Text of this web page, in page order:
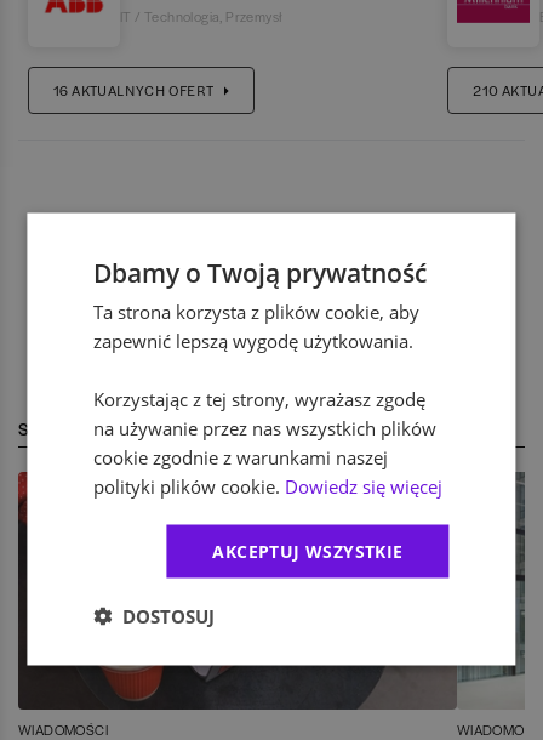
IT / Technologia Przemysł
16AKTUALNYCH OFERT 210
STREFA EKSPERTA
WIADOMOŚCI
Dbamy o Twoją prywatność
Ta strona korzysta z plików cookie, aby
zapewnić lepszą wygodę użytkowania.
Korzystając z tej strony, wyrażasz zgodę
na używanie przez nas wszystkich plików
cookie zgodnie z warunkami naszej
polityki plików cookie. Dowiedz się więcej
AKCEPTUJ WSZYSTKIE
DOSTOSUJ